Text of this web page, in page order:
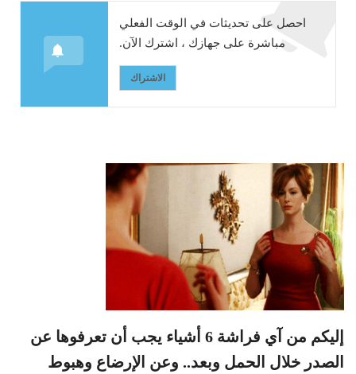
احصل على تحديثات في الوقت الفعلي
مباشرة على جهازك ، اشترك الآن.
الاشتراك
إليكم من آي فراشة 6 أشياء يجب أن تعرفوها عن
الصدر خلال الحمل وبعد.. وعن الإرضاع وهبوط